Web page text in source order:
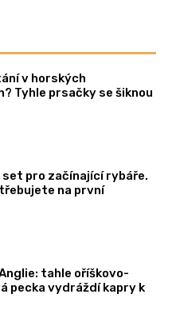
v horských
Tyhle prsačky se šiknou
set pro začínající rybáře.
na první
tahle oříškovo-
pecka vydráždí kapry k